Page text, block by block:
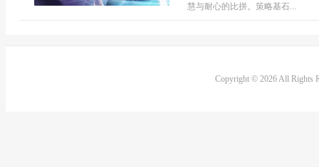
慧与耐心的比拼。策略基石...
Copyright © 2026 All Rights